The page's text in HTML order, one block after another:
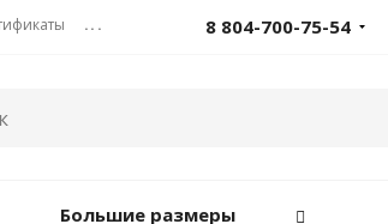
... 8 804-700-75-54
Большие размеры